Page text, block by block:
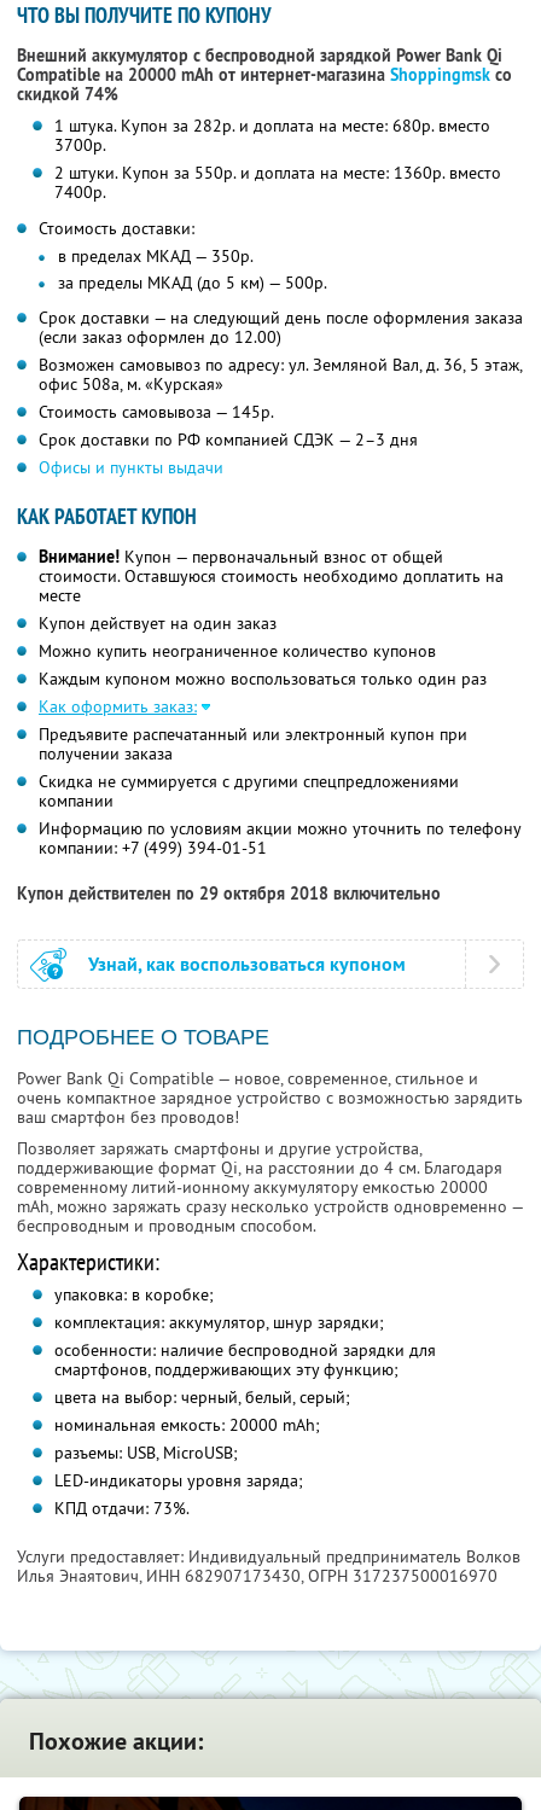
ЧТО ВЫ ПОЛУЧИТЕ ПО КУПОНУ
Внешний аккумулятор с беспроводной зарядкой Power Bank Qi
Compatible на 20000 mAh от интернет-магазина Shoppingmsk со
скидкой 74%
1 штука. Купон за 282р. и доплата на месте: 680р. вместо
3700р.
2 штуки. Купон за 550р. и доплата на месте: 1360р. вместо
7400р.
Стоимость доставки:
в пределах МКАД — 350р.
за пределы МКАД (до 5 км) — 500р.
Срок доставки — на следующий день после оформления заказа
(если заказ оформлен до 12.00)
Возможен самовывоз по адресу: ул. Земляной Вал, д. 36, 5 этаж,
офис 508а, м. «Курская»
Стоимость самовывоза — 145р.
Срок доставки по РФ компанией СДЭК — 2–3 дня
Офисы и пункты выдачи
КАК РАБОТАЕТ КУПОН
Внимание! Купон — первоначальный взнос от общей
стоимости. Оставшуюся стоимость необходимо доплатить на
месте
Купон действует на один заказ
Можно купить неограниченное количество купонов
Каждым купоном можно воспользоваться только один раз
Как оформить заказ:
Предъявите распечатанный или электронный купон при
получении заказа
Скидка не суммируется с другими спецпредложениями
компании
Информацию по условиям акции можно уточнить по телефону
компании: +7 (499) 394-01-51
Купон действителен по 29 октября 2018 включительно
Узнай, как воспользоваться купоном
ПОДРОБНЕЕ О ТОВАРЕ
Power Bank Qi Compatible — новое, современное, стильное и
очень компактное зарядное устройство с возможностью зарядить
ваш смартфон без проводов!
Позволяет заряжать смартфоны и другие устройства,
поддерживающие формат Qi, на расстоянии до 4 см. Благодаря
современному литий-ионному аккумулятору емкостью 20000
mAh, можно заряжать сразу несколько устройств одновременно —
беспроводным и проводным способом.
Характеристики:
упаковка: в коробке;
комплектация: аккумулятор, шнур зарядки;
особенности: наличие беспроводной зарядки для
смартфонов, поддерживающих эту функцию;
цвета на выбор: черный, белый, серый;
номинальная емкость: 20000 mAh;
разъемы: USB, MicroUSB;
LED-индикаторы уровня заряда;
КПД отдачи: 73%.
Услуги предоставляет: Индивидуальный предприниматель Волков
Илья Энаятович, ИНН 682907173430, ОГРН 317237500016970
Похожие акции: